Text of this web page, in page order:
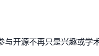
开源不再只是兴趣或